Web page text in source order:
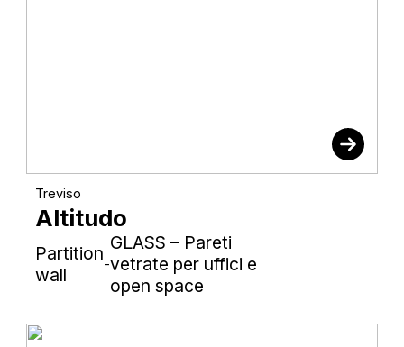
Treviso
Altitudo
Partition
wall
-
GLASS – Pareti
vetrate per uffici e
open space